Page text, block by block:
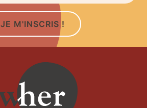
JE M'INSCRIS !